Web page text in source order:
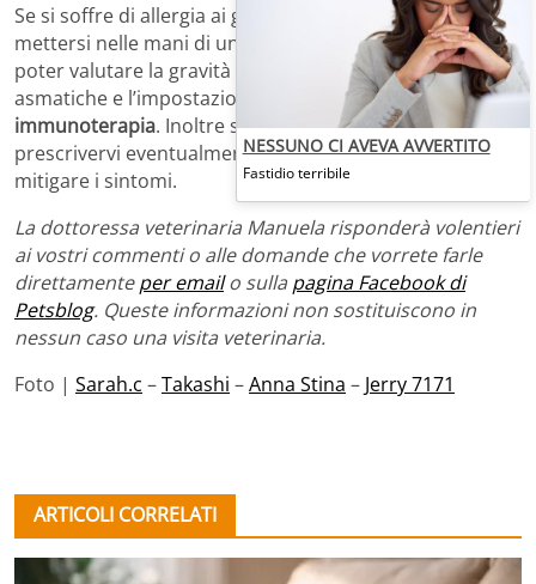
Se si soffre di allergia ai gatti, la cosa migliore da fare è
mettersi nelle mani di un bravo
allergologoin modo da
poter valutare la gravità dell’allergia, il rischio di crisi
asmatiche e l’impostazione di un’
eventuale
immunoterapia. Inoltre starà al vostro medico
prescrivervi eventualmente antistaminici che possano
mitigare i sintomi.
La dottoressa veterinaria Manuela risponderà volentieri
ai vostri commenti o alle domande che vorrete farle
direttamenteper emailo sulla pagina Facebook di
Petsblog. Queste informazioni non sostituiscono in
nessun caso una visita veterinaria.
Foto | Sarah.c –Takashi –Anna Stina – Jerry 7171
ARTICOLI CORRELATI
NESSUNO CI AVEVA AVVERTITO
Fastidio terribile